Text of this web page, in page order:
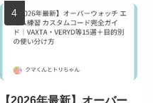
【2026年最新】オーバー